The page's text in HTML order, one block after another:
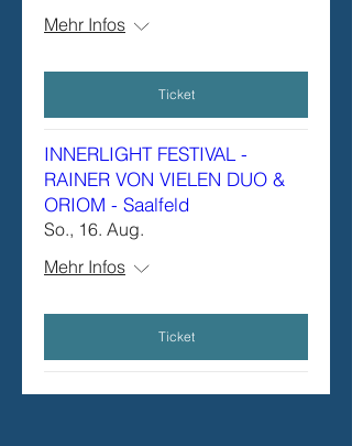
Mehr Infos
Ticket
INNERLIGHT FESTIVAL -
RAINER VON VIELEN DUO &
ORIOM - Saalfeld
So., 16. Aug.
Mehr Infos
Ticket